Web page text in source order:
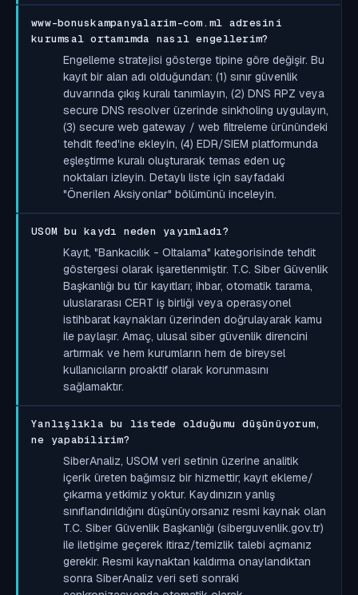
www-bonuskampanyalarim-com.ml adresini
kurumsal ortamımda nasıl engellerim?
Engelleme stratejisi gösterge tipine göre değişir. Bu
kayıt bir alan adı olduğundan: (1) sınır güvenlik
duvarında çıkış kuralı tanımlayın, (2) DNS RPZ veya
secure DNS resolver üzerinde sinkholing uygulayın,
(3) secure web gateway / web filtreleme ürünündeki
tehdit feed'ine ekleyin, (4) EDR/SIEM platformunda
eşleştirme kuralı oluşturarak temas eden uç
noktaları izleyin. Detaylı liste için sayfadaki
"Önerilen Aksiyonlar" bölümünü inceleyin.
USOM bu kaydı neden yayımladı?
Kayıt, "Bankacılık - Oltalama" kategorisinde tehdit
göstergesi olarak işaretlenmiştir. T.C. Siber Güvenlik
Başkanlığı bu tür kayıtları; ihbar, otomatik tarama,
uluslararası CERT iş birliği veya operasyonel
istihbarat kaynakları üzerinden doğrulayarak kamu
ile paylaşır. Amaç, ulusal siber güvenlik direncini
artırmak ve hem kurumların hem de bireysel
kullanıcıların proaktif olarak korunmasını
sağlamaktır.
Yanlışlıkla bu listede olduğumu düşünüyorum,
ne yapabilirim?
SiberAnaliz, USOM veri setinin üzerine analitik
içerik üreten bağımsız bir hizmettir; kayıt ekleme/
çıkarma yetkimiz yoktur. Kaydınızın yanlış
sınıflandırıldığını düşünüyorsanız resmi kaynak olan
T.C. Siber Güvenlik Başkanlığı (siberguvenlik.gov.tr)
ile iletişime geçerek itiraz/temizlik talebi açmanız
gerekir. Resmi kaynaktan kaldırma onaylandıktan
sonra SiberAnaliz veri seti sonraki